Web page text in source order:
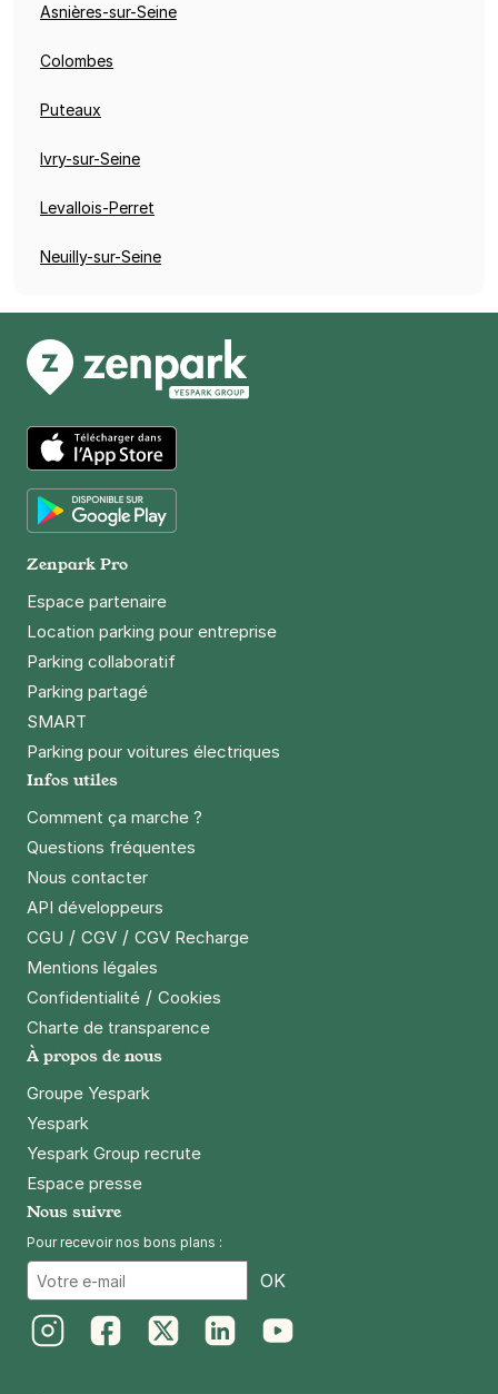
Asnières-sur-Seine
Colombes
Puteaux
Ivry-sur-Seine
Levallois-Perret
Neuilly-sur-Seine
App Store
Zenpark Pro
Espace partenaire
Location parking pour entreprise
Parking collaboratif
Parking partagé
SMART
Parking pour voitures électriques
Infos utiles
Comment ça marche ?
Questions fréquentes
Nous contacter
API développeurs
CGU / CGV / CGV Recharge
Mentions légales
Confidentialité / Cookies
Charte de transparence
À propos de nous
Groupe Yespark
Yespark
Yespark Group recrute
Espace presse
Nous suivre
Pour recevoir nos bons plans :
OK